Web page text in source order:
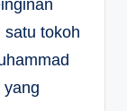
satu tokoh
yang